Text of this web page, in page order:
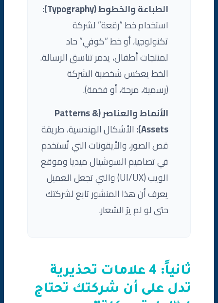
الطباعة والخطوط (Typography):
استخدام خط “رقعة” لشركة
تكنولوجيا، أو خط “كوفي” حاد
لمنتجات أطفال، يدمر تناسق الرسالة.
الخط يعكس شخصية الشركة
(رسمية، مرحة، أو فخمة).
الأنماط والعناصر (Patterns &
Assets): الأشكال الهندسية، طريقة
قص الصور، والأيقونات التي تُستخدم
في تصاميم السوشيال ميديا وموقع
الويب (UI/UX) والتي تجعل العميل
يعرف أن هذا المنشور تابع لشركتك
حتى لو لم يرَ الشعار.
ثانياً: 4 علامات تحذيرية
تدل على أن شركتك تحتاج